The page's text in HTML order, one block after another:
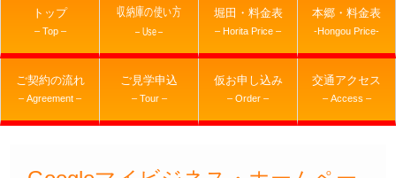
トップ
– Top –
収納庫の使い方
– Use –
堀田・料金表
– Horita Price –
本郷・料金表
-Hongou Price-
ご契約の流れ
– Agreement –
ご見学申込
– Tour –
仮お申し込み
– Order –
交通アクセス
– Access –